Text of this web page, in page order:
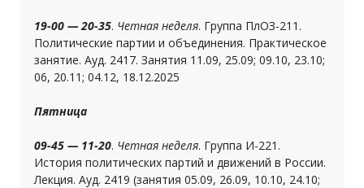
19-00 — 20-35. Четная неделя. Группа ПлОЗ-211.
Политические партии и объединения. Практическое
занятие. Ауд. 2417. Занятия 11.09, 25.09; 09.10, 23.10;
06, 20.11; 04.12, 18.12.2025
Пятница
09-45 — 11-20. Четная неделя. Группа И-221.
История политических партий и движений в России.
Лекция. Ауд. 2419 (занятия 05.09, 26.09, 10.10, 24.10;